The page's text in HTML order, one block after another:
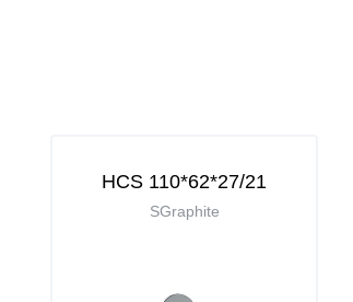
HCS 110*62*27/21
SGraphite